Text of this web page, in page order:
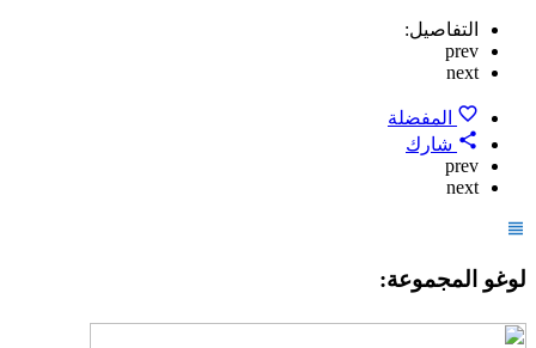
التفاصيل:
prev
next
المفضلة
شارك
prev
next
لوغو المجموعة: